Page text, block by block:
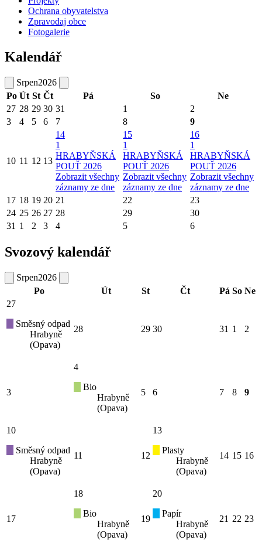
Ochrana obyvatelstva
Zpravodaj obce
Fotogalerie
Kalendář
Srpen2026
Po Út St Čt Pá So
Ne
27 28 29 30 31 1
2
3
4 5 6 7 8 9
10 11 12 13
14
1
HRABYŇSKÁ
POUŤ 2026
Zobrazit všechny
záznamy ze dne
15
1
HRABYŇSKÁ
POUŤ 2026
Zobrazit všechny
záznamy ze dne
16
1
HRABYŇSKÁ
POUŤ 2026
Zobrazit všechny
záznamy ze dne
17 18 19 20 21 22
23
24 25 26 27 28 29
30
31 1 2 3 4 5 6
Svozový kalendář
Srpen2026
Po
Út St Čt Pá So Ne
27
Směsný odpad
Hrabyně
(Opava)
28 29 30 31 1 2
3
4
Bio
Hrabyně
(Opava)
5 6 7 8 9
10
Směsný odpad
Hrabyně
(Opava)
11 12
13
Plasty
Hrabyně
(Opava)
14 15 16
17
18
Bio
Hrabyně
(Opava)
19
20
Papír
Hrabyně
(Opava)
21 22 23